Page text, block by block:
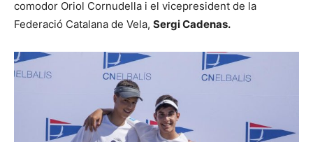
comodor Oriol Cornudella i el vicepresident de la
Federació Catalana de Vela, Sergi Cadenas.